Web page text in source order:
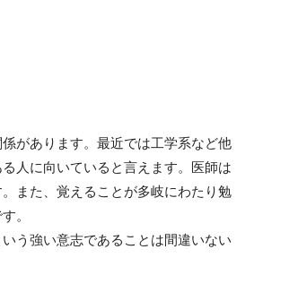
があります。最近では工学系など他
人に向いていると言えます。医師は
また、覚えることが多岐にわたり勉
。
う強い意志であることは間違いない